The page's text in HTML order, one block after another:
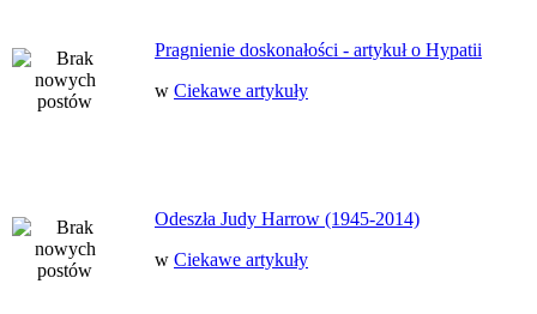
Pragnienie doskonałości - artykuł o Hypatii
w Ciekawe artykuły
Odeszła Judy Harrow (1945-2014)
w Ciekawe artykuły